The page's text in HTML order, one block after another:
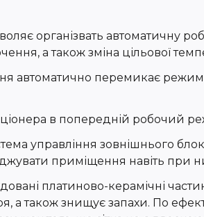
організвать автоматичну
а також зміна цільової
автоматично перемикає
в попередній робочий
управління зовнішнього
приміщення навіть при
платиново-керамічні
а також знищує запахи. По